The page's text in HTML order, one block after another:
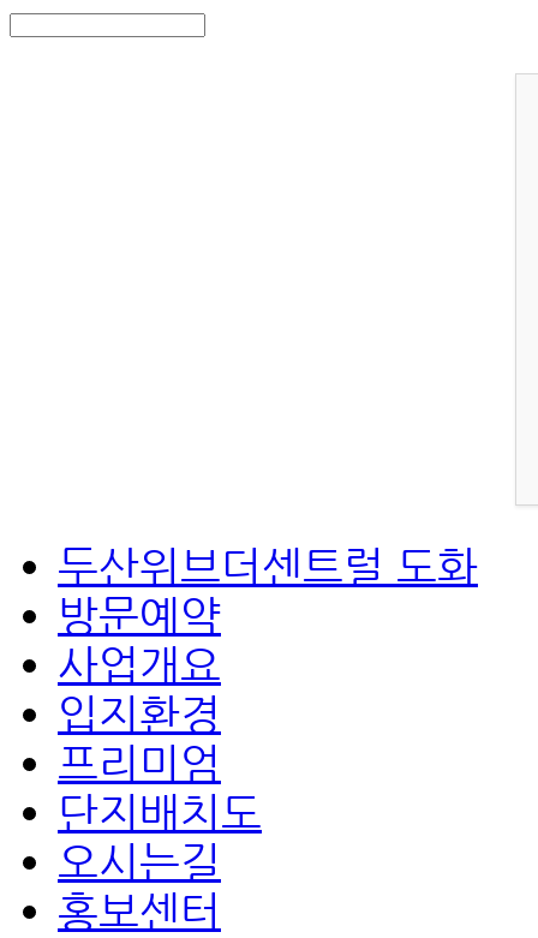
두산위브더센트럴 도화
방문예약
사업개요
입지환경
프리미엄
단지배치도
오시는길
홍보센터